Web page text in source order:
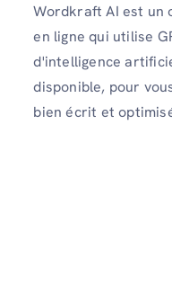
Wordkraft AI est un
en ligne qui utilise
d'intelligence
disponible, pour
bien écrit et